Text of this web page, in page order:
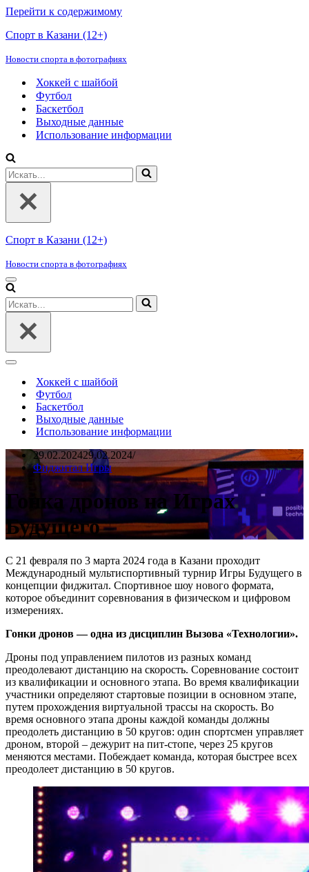
Перейти к содержимому
Спорт в Казани (12+)
Новости спорта в фотографиях
Хоккей с шайбой
Футбол
Баскетбол
Выходные данные
Использование информации
Искать...
Спорт в Казани (12+)
Новости спорта в фотографиях
Меню
навигации
Искать...
Меню
навигацииХоккей с шайбой
Футбол
Баскетбол
Выходные данные
Использование информации
29.02.202429.02.2024
Фиджитал Игры
Гонка дронов на Играх
Будущего
С 21 февраля по 3 марта 2024 года в Казани проходит
Международный мультиспортивный турнир Игры Будущего в
концепции фиджитал. Спортивное шоу нового формата,
которое объединит соревнования в физическом и цифровом
измерениях.
Гонки дронов — одна из дисциплин Вызова «Технологии».
Дроны под управлением пилотов из разных команд
преодолевают дистанцию на скорость. Соревнование состоит
из квалификации и основного этапа. Во время квалификации
участники определяют стартовые позиции в основном этапе,
путем прохождения виртуальной трассы на скорость. Во
время основного этапа дроны каждой команды должны
преодолеть дистанцию в 50 кругов: один спортсмен управляет
дроном, второй – дежурит на пит-стопе, через 25 кругов
меняются местами. Побеждает команда, которая быстрее всех
преодолеет дистанцию в 50 кругов.